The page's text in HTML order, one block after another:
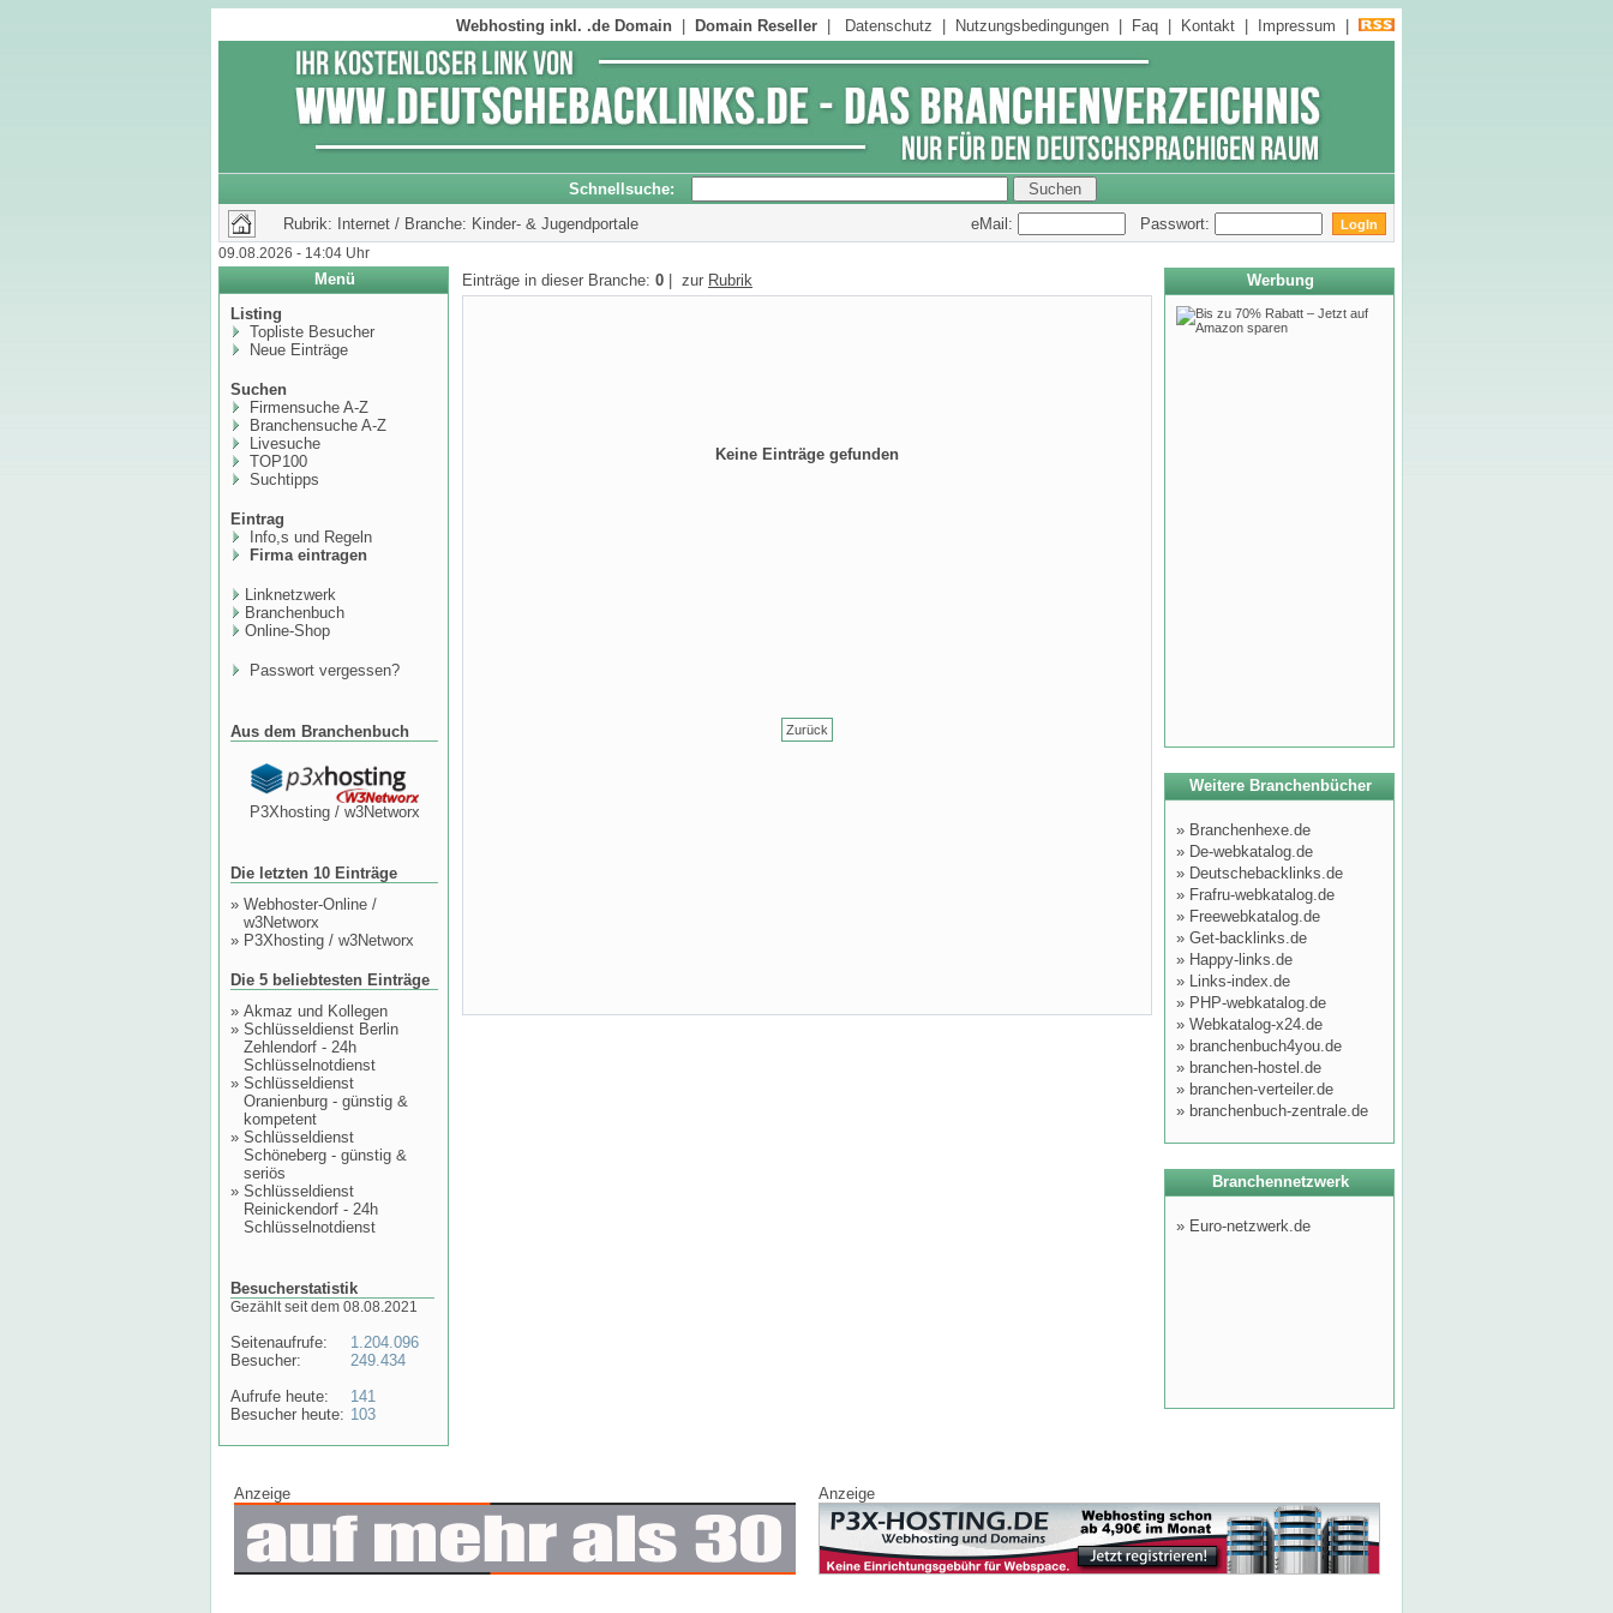
Webhosting inkl. .de Domain Domain Reseller Datenschutz Nutzungsbedingungen Faq Kontakt Impressum
Schnellsuche:
Rubrik: Internet / Branche: Kinder- & Jugendportale
eMail: Passwort:
09.08.2026 - 14:04 Uhr
Menü
Listing
Topliste Besucher
Neue Einträge
Suchen
Firmensuche A-Z
Branchensuche A-Z
Livesuche
TOP100
Suchtipps
Eintrag
Info,s und Regeln
Firma eintragen
Linknetzwerk
Branchenbuch
Online-Shop
Passwort vergessen?
Aus dem Branchenbuch
P3Xhosting / w3Networx
Die letzten 10 Einträge
» Webhoster-Online /
w3Networx
» P3Xhosting / w3Networx
Die 5 beliebtesten Einträge
» Akmaz und Kollegen
» Schlüsseldienst Berlin
Zehlendorf - 24h
Schlüsselnotdienst
» Schlüsseldienst
Oranienburg - günstig &
kompetent
» Schlüsseldienst
Schöneberg - günstig &
seriös
» Schlüsseldienst
Reinickendorf - 24h
Schlüsselnotdienst
Besucherstatistik
Gezählt seit dem 08.08.2021
Seitenaufrufe:
Besucher:
Aufrufe heute:
Besucher heute:
1.204.096
249.434
141
103
Einträge in dieser Branche: 0 | zur Rubrik
Keine Einträge gefunden
Zurück
Werbung
Weitere Branchenbücher
» Branchenhexe.de
» De-webkatalog.de
» Deutschebacklinks.de
» Frafru-webkatalog.de
» Freewebkatalog.de
» Get-backlinks.de
» Happy-links.de
» Links-index.de
» PHP-webkatalog.de
» Webkatalog-x24.de
» branchenbuch4you.de
» branchen-hostel.de
» branchen-verteiler.de
» branchenbuch-zentrale.de
Branchennetzwerk
» Euro-netzwerk.de
Anzeige Anzeige